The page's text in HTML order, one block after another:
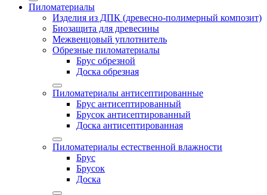
Пиломатериалы
Изделия из ДПК (древесно-полимерный композит)
Биозащита для древесины
Межвенцовый уплотнитель
Обрезные пиломатериалы
Брус обрезной
Доска обрезная
Пиломатериалы антисептированные
Брус антисептированный
Брусок антисептированный
Доска антисептированная
Пиломатериалы естественной влажности
Брус
Брусок
Доска